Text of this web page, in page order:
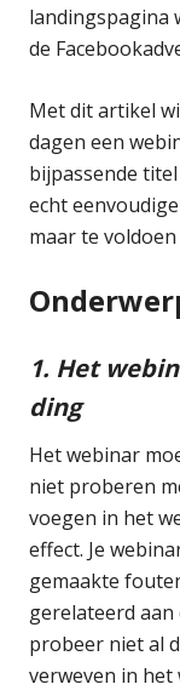
landingspagina
de
Met dit artikel
dagen een
bijpassende
echt
maar te
1. Het
ding
Het webinar
niet proberen
voegen in het
effect. Je
gemaakte
gerelateerd
probeer niet al
verweven in het